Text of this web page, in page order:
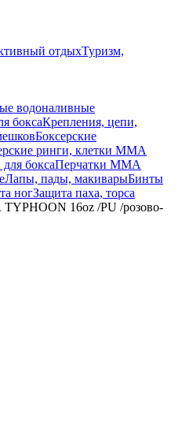
отдыхТуризм,
водоналивные
боксаКрепления, цепи,
Боксерские
ринги, клетки ММА
боксаПерчатки MMA
Лапы, пады, макиварыБинты
ногЗащита паха, торса
TYPHOON 16oz /PU /розово-